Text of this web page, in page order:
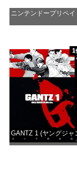
ニンテンドープリペ
1
GANTZ 1 (ヤングジャ